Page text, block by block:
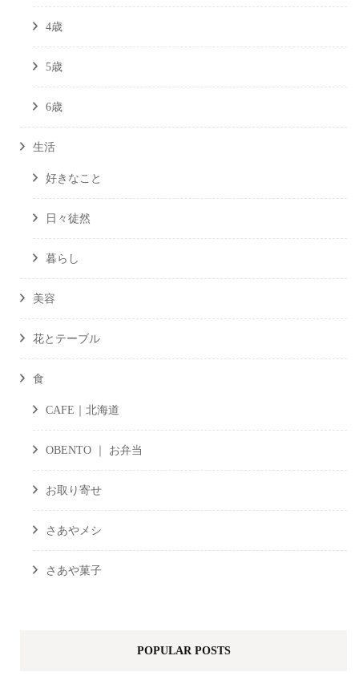
4歳
5歳
6歳
生活
好きなこと
日々徒然
暮らし
美容
花とテーブル
食
CAFE｜北海道
OBENTO ｜ お弁当
お取り寄せ
さあやメシ
さあや菓子
POPULAR POSTS